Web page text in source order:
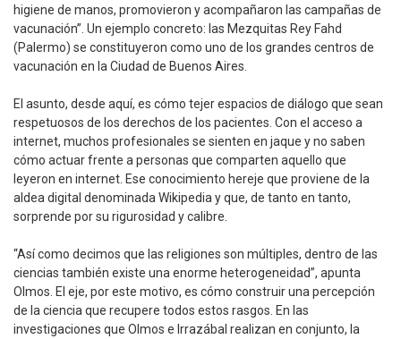
higiene de manos, promovieron y acompañaron las campañas de
vacunación”. Un ejemplo concreto: las Mezquitas Rey Fahd
(Palermo) se constituyeron como uno de los grandes centros de
vacunación en la Ciudad de Buenos Aires.
El asunto, desde aquí, es cómo tejer espacios de diálogo que sean
respetuosos de los derechos de los pacientes. Con el acceso a
internet, muchos profesionales se sienten en jaque y no saben
cómo actuar frente a personas que comparten aquello que
leyeron en internet. Ese conocimiento hereje que proviene de la
aldea digital denominada Wikipedia y que, de tanto en tanto,
sorprende por su rigurosidad y calibre.
“Así como decimos que las religiones son múltiples, dentro de las
ciencias también existe una enorme heterogeneidad”, apunta
Olmos. El eje, por este motivo, es cómo construir una percepción
de la ciencia que recupere todos estos rasgos. En las
investigaciones que Olmos e Irrazábal realizan en conjunto, la